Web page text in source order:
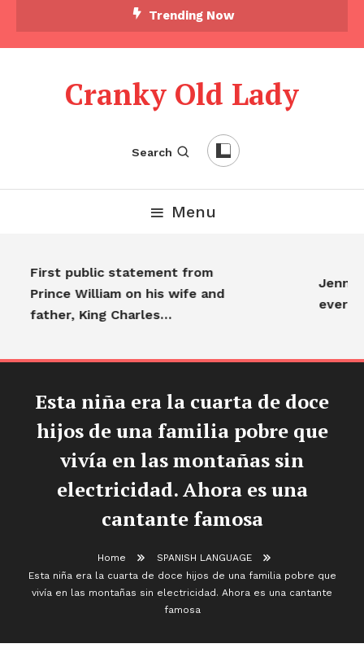
Trending Now
Cranky Old Lady
Search
Menu
First public statement from
Prince William on his wife and
father, King Charles…
Esta niña era la cuarta de doce
hijos de una familia pobre que
vivía en las montañas sin
electricidad. Ahora es una
cantante famosa
Home
SPANISH LANGUAGE
Esta niña era la cuarta de doce hijos de una familia pobre que
vivía en las montañas sin electricidad. Ahora es una cantante
famosa